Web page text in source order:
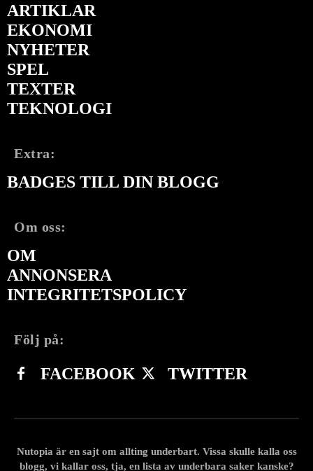
ARTIKLAR
EKONOMI
NYHETER
SPEL
TEXTER
TEKNOLOGI
Extra:
BADGES TILL DIN BLOGG
Om oss:
OM
ANNONSERA
INTEGRITETSPOLICY
Följ på:
FACEBOOK TWITTER
Nutopia är en sajt om allting underbart. Vissa skulle kalla oss
blogg, vi kallar oss, tja, en lista av underbara saker kanske?